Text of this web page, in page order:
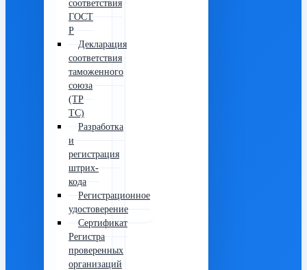
соответствия
ГОСТ
Р
Декларация
соответствия
таможенного
союза
(ТР
ТС)
Разработка
и
регистрация
штрих-
кода
Регистрационное
удостоверение
Сертификат
Регистра
проверенных
организаций